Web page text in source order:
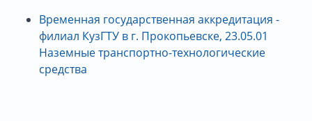
Временная государственная аккредитация -
филиал КузГТУ в г. Прокопьевске, 23.05.01
Наземные транспортно-технологические
средства